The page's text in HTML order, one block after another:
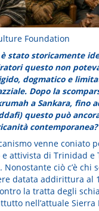
Foundation
stato storicamente
questo non
dogmatico e
Dopo la
a Sankara, fino
questo può
contemporanea?
venne coniato
e attivista di Trinidad e
Nonostante ciò c’è chi
datata addirittura al
la tratta degli
nell’attuale Sierra